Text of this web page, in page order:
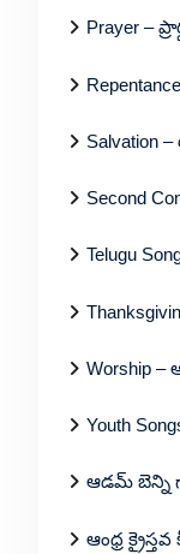
Prayer –
Salvation
Second
Telugu
Worship
Youth
ఆడమ్ బెన్ని
ఆంధ్ర